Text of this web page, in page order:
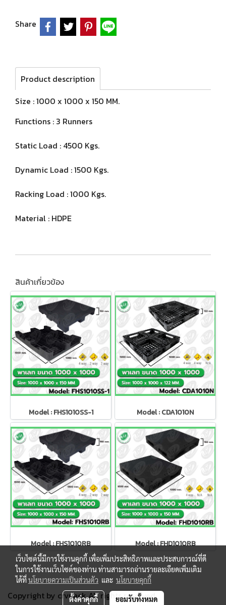
Share
Product description
Size : 1000 x 1000 x 150 MM.
Functions : 3 Runners
Static Load : 4500 Kgs.
Dynamic Load : 1500 Kgs.
Racking Load : 1000 Kgs.
Material : HDPE
สินค้าเกี่ยวข้อง
Model : FHS1010SS-1 Model : CDA1010N
Model : FHS1010RB Model : FHD1010RB
Copyright by crvpack All rights reserved.
เว็บไซต์นี้มีการใช้งานคุกกี้ เพื่อเพิ่มประสิทธิภาพและประสบการณ์ที่ดี
ในการใช้งานเว็บไซต์ของท่าน ท่านสามารถอ่านรายละเอียดเพิ่มเติม
ได้ที่นโยบายความเป็นส่วนตัว และ นโยบายคุกกี้
ตั้งค่าคุกกี้ ยอมรับทั้งหมด